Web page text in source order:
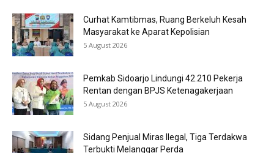
Curhat Kamtibmas, Ruang Berkeluh Kesah
Masyarakat ke Aparat Kepolisian
5 August 2026
Pemkab Sidoarjo Lindungi 42.210 Pekerja
Rentan dengan BPJS Ketenagakerjaan
5 August 2026
Sidang Penjual Miras Ilegal, Tiga Terdakwa
Terbukti Melanggar Perda